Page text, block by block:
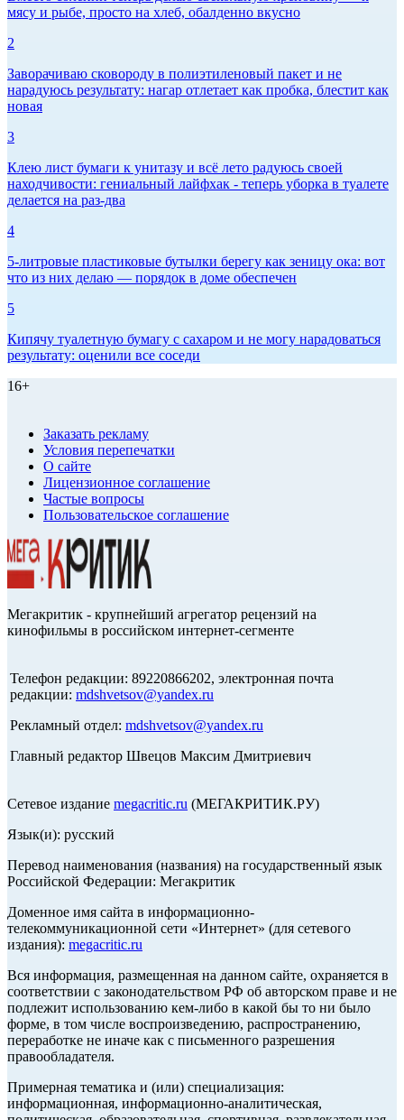
мясу и рыбе, просто на хлеб, обалденно вкусно
2
Заворачиваю сковороду в полиэтиленовый пакет и не
нарадуюсь результату: нагар отлетает как пробка, блестит как
новая
3
Клею лист бумаги к унитазу и всё лето радуюсь своей
находчивости: гениальный лайфхак - теперь уборка в туалете
делается на раз-два
4
5-литровые пластиковые бутылки берегу как зеницу ока: вот
что из них делаю — порядок в доме обеспечен
5
Кипячу туалетную бумагу с сахаром и не могу нарадоваться
результату: оценили все соседи
16+
Заказать рекламу
Условия перепечатки
О сайте
Лицензионное соглашение
Частые вопросы
Пользовательское соглашение
Мегакритик - крупнейший агрегатор рецензий на
кинофильмы в российском интернет-сегменте
Телефон редакции: 89220866202, электронная почта
редакции: mdshvetsov@yandex.ru
Рекламный отдел: mdshvetsov@yandex.ru
Главный редактор Швецов Максим Дмитриевич
Сетевое издание megacritic.ru (МЕГАКРИТИК.РУ)
Язык(и): русский
Перевод наименования (названия) на государственный язык
Российской Федерации: Мегакритик
Доменное имя сайта в информационно-
телекоммуникационной сети «Интернет» (для сетевого
издания): megacritic.ru
Вся информация, размещенная на данном сайте, охраняется в
соответствии с законодательством РФ об авторском праве и не
подлежит использованию кем-либо в какой бы то ни было
форме, в том числе воспроизведению, распространению,
переработке не иначе как с письменного разрешения
правообладателя.
Примерная тематика и (или) специализация:
информационная, информационно-аналитическая,